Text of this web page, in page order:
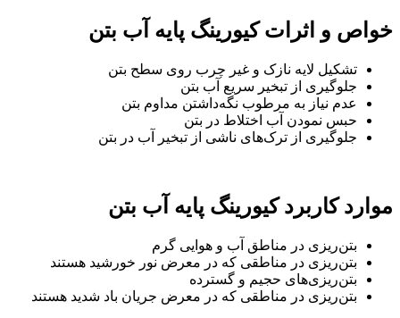
خواص و اثرات کیورینگ پایه آب بتن
تشکیل لایه نازک و غیر چرب روی سطح بتن
جلوگیری از تبخیر سریع آب بتن
عدم نیاز به مرطوب نگه‌داشتن مداوم بتن
حبس نمودن آب اختلاط در بتن
جلوگیری از ترک‌های ناشی از تبخیر آب در بتن
موارد کاربرد کیورینگ پایه آب بتن
بتن‌ریزی در مناطق آب و هوایی گرم
بتن‌ریزی در مناطقی که در معرض نور خورشید هستند
بتن‌ریزی‌های حجیم و گسترده
بتن‌ریزی در مناطقی که در معرض جریان باد شدید هستند